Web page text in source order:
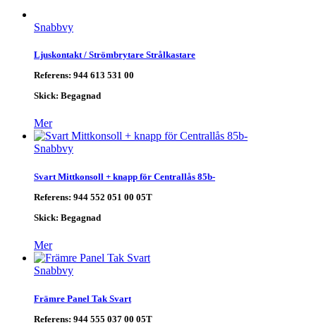
Snabbvy
Ljuskontakt / Strömbrytare Strålkastare
Referens: 944 613 531 00
Skick: Begagnad
Mer
Snabbvy
Svart Mittkonsoll + knapp för Centrallås 85b-
Referens: 944 552 051 00 05T
Skick: Begagnad
Mer
Snabbvy
Främre Panel Tak Svart
Referens: 944 555 037 00 05T